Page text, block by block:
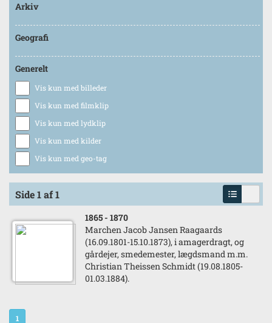
Arkiv
Geografi
Generelt
Vis kun med billeder
Vis kun med filmklip
Vis kun med lydklip
Vis kun med kilder
Vis kun med geo-tag
Side 1 af 1
1865 - 1870
Marchen Jacob Jansen Raagaards
(16.09.1801-15.10.1873), i amagerdragt, og
gårdejer, smedemester, lægdsmand m.m.
Christian Theissen Schmidt (19.08.1805-
01.03.1884).
1